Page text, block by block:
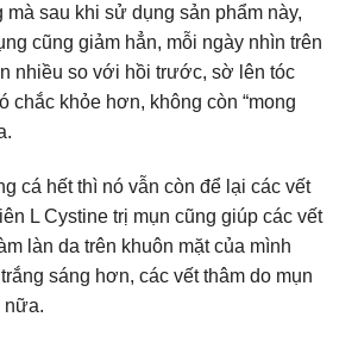
mà sau khi sử dụng sản phẩm này,
cũng giảm hẳn, mỗi ngày nhìn trên
nhiều so với hồi trước, sờ lên tóc
chắc khỏe hơn, không còn “mong
cá hết thì nó vẫn còn để lại các vết
L Cystine trị mụn cũng giúp các vết
làn da trên khuôn mặt của mình
sáng hơn, các vết thâm do mụn
nữa.